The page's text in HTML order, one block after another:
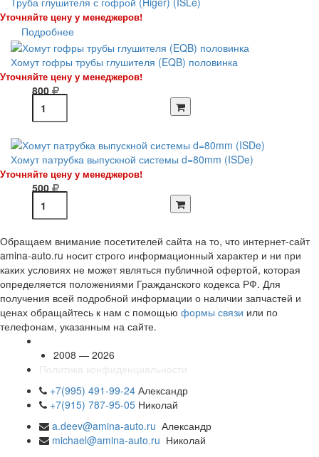
Уточняйте цену у менеджеров!
Подробнее
Хомут гофры трубы глушителя (EQB) половинка
Уточняйте цену у менеджеров!
800
Хомут патрубка выпускной системы d=80mm (ISDe)
Уточняйте цену у менеджеров!
500
Обращаем внимание посетителей сайта на то, что интернет-сайт
amina-auto.ru носит строго информационный характер и ни при
каких условиях не может являться публичной офертой, которая
определяется положениями Гражданского кодекса РФ. Для
получения всей подробной информации о наличии запчастей и
ценах обращайтесь к нам с помощью формы связи или по
телефонам, указанным на сайте.
2008 — 2026
+7(995) 491-99-24 Александр
+7(915) 787-95-05 Николай
a.deev@amina-auto.ru Александр
michael@amina-auto.ru Николай